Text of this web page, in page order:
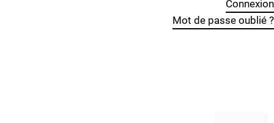
Connexion
Mot de passe oublié ?